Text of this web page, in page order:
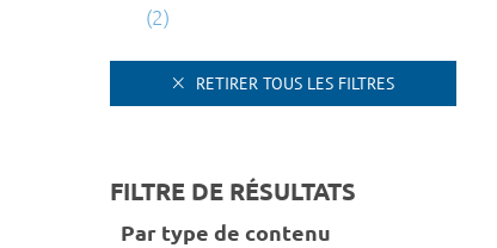
(2)
RETIRER TOUS LES FILTRES
FILTRE DE RÉSULTATS
Par type de contenu